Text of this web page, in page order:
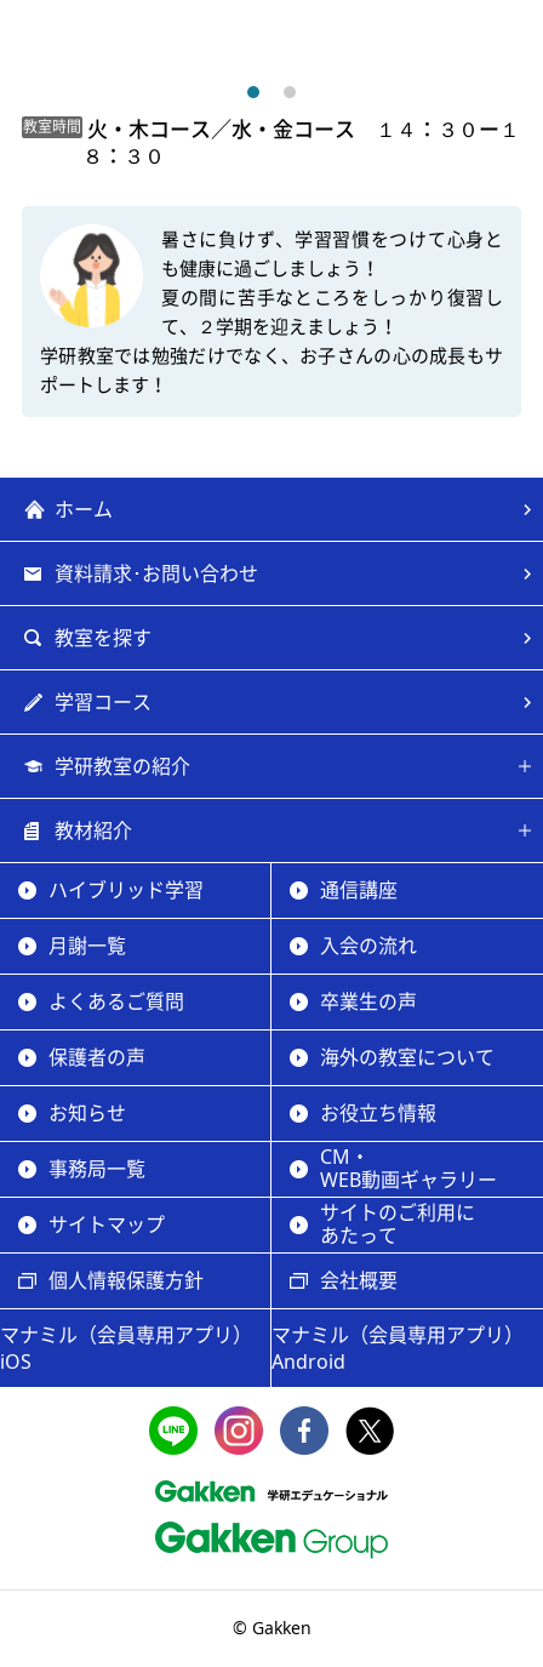
教室時間 火・木コース／水・金コース　１４：３０ー１
８：３０
暑さに負けず、学習習慣をつけて心身と
も健康に過ごしましょう！
夏の間に苦手なところをしっかり復習し
て、２学期を迎えましょう！
学研教室では勉強だけでなく、お子さんの心の成長もサ
ポートします！
ホーム
資料請求･お問い合わせ
教室を探す
学習コース
学研教室の紹介
教材紹介
ハイブリッド学習 通信講座
月謝一覧 入会の流れ
よくあるご質問 卒業生の声
保護者の声 海外の教室について
お知らせ お役立ち情報
事務局一覧
CM・
WEB動画ギャラリー
サイトマップ
サイトのご利用に
あたって
個人情報保護方針
会社概要
マナミル（会員専用アプリ）
iOS
マナミル（会員専用アプリ）
Android
© Gakken